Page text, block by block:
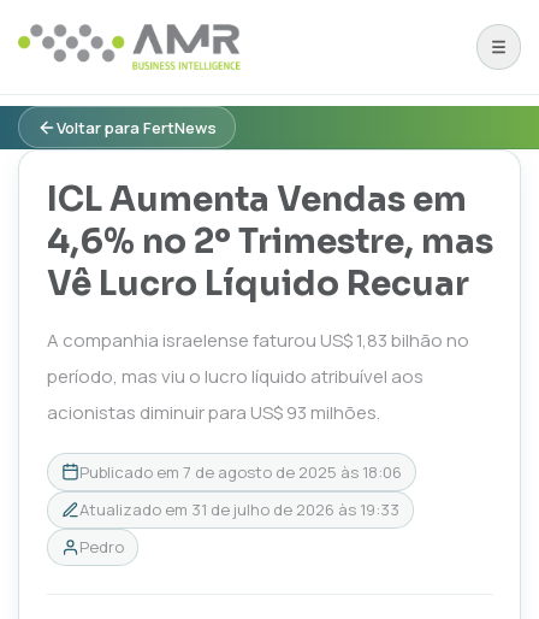
Voltar para FertNews
ICL Aumenta Vendas em
4,6% no 2º Trimestre, mas
Vê Lucro Líquido Recuar
A companhia israelense faturou US$ 1,83 bilhão no
período, mas viu o lucro líquido atribuível aos
acionistas diminuir para US$ 93 milhões.
Publicado em 7 de agosto de 2025 às 18:06
Atualizado em 31 de julho de 2026 às 19:33
Pedro